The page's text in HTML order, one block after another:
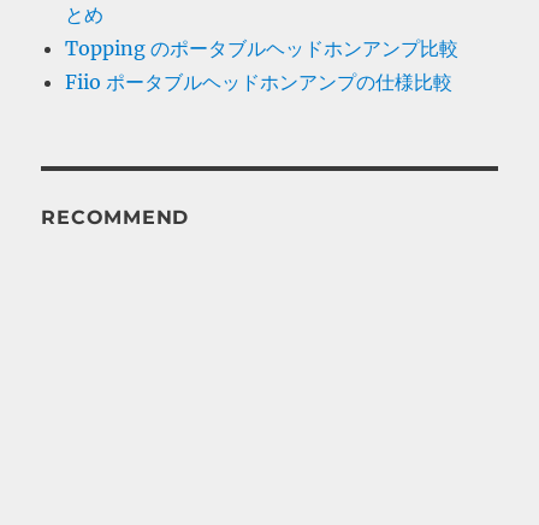
とめ
Topping のポータブルヘッドホンアンプ比較
Fiio ポータブルヘッドホンアンプの仕様比較
RECOMMEND